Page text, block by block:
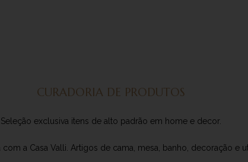
CURADORIA DE PRODUTOS
Seleção exclusiva itens de alto padrão em home e decor.
a Casa Valli. Artigos de cama, mesa, banho, decoração e